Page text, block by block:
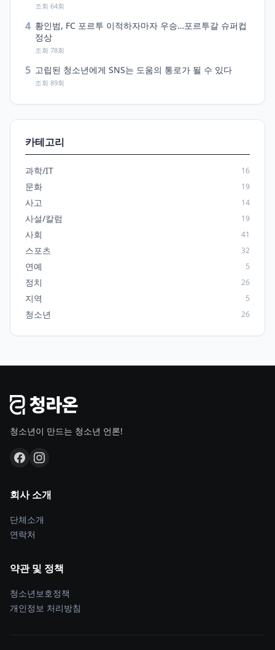
조회 64회
4 황인범, FC 포르투 이적하자마자 우승…포르투갈 슈퍼컵
정상
조회 78회
5 고립된 청소년에게 SNS는 도움의 통로가 될 수 있다
조회 89회
카테고리
과학/IT 16
문화 19
사고 14
사설/칼럼 19
사회 41
스포츠 32
연예 5
정치 26
지역 5
청소년 26
청소년이 만드는 청소년 언론!
회사 소개
단체소개
연락처
약관 및 정책
청소년보호정책
개인정보 처리방침